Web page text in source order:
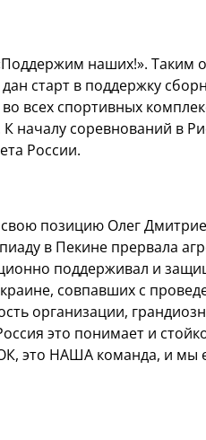
наших!». Таким
старт в поддержку
всех спортивных
началу соревнований в
России.
позицию Олег
в Пекине прервала
поддерживал и
совпавших с
организации,
это понимает и
это НАША команда, и мы